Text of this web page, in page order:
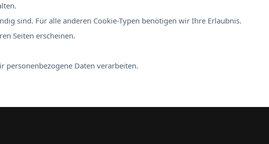
sind. Für alle anderen Cookie-Typen benötigen wir Ihre Erlaubnis.
Seiten erscheinen.
personenbezogene Daten verarbeiten.